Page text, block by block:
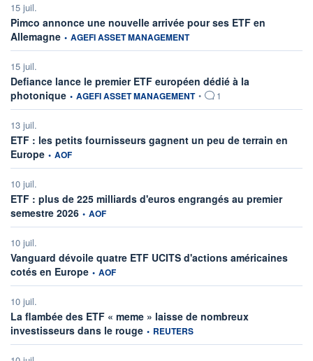
15 juil.
Pimco annonce une nouvelle arrivée pour ses ETF en
Allemagne information fournie par
• AGEFI ASSET MANAGEMENT
15 juil.
Defiance lance le premier ETF européen dédié à la
photonique information fournie par
• AGEFI ASSET MANAGEMENT • 1
13 juil.
ETF : les petits fournisseurs gagnent un peu de terrain en
Europe information fournie par
• AOF
10 juil.
ETF : plus de 225 milliards d'euros engrangés au premier
semestre 2026 information fournie par
• AOF
10 juil.
Vanguard dévoile quatre ETF UCITS d'actions américaines
cotés en Europe information fournie par
• AOF
10 juil.
La flambée des ETF « meme » laisse de nombreux
investisseurs dans le rouge information fournie par
• REUTERS